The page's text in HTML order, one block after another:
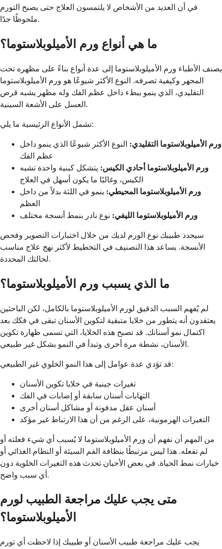
في أن العديد من الأشخاص لا يلتمسون العلاج حتى يصبح التورم
ملحوظًا جدًا.
ما هي أنواع ورم الأميلوبلاستوما؟
يصنف الأطباء ورم الأميلوبلاستوما إلى عدة أنواع بناءً على مظهره تحت
المجهر وكيفية تصرفه. النوع الأكثر شيوعًا هو ورم الأميلوبلاستوما
التقليدي، الذي ينمو ببطء داخل عظم الفك وله مظهر يشبه قرص
العسل على الأشعة السينية.
تشمل الأنواع الرئيسية ما يلي:
ورم الأميلوبلاستوما التقليدي: النوع الأكثر شيوعًا الذي ينمو داخل
عظم الفك
ورم الأميلوبلاستوما أحادي الكيس: يتشكل كبنية واحدة تشبه
الكيس، وغالبًا ما يكون أسهل في العلاج
ورم الأميلوبلاستوما المحيطي: ينمو في اللثة بدلاً من داخل
العظم
ورم الأميلوبلاستوما الليفي: نوع نادر بنمط أنسجة مختلف
سيحدد طبيبك نوع الورم لديك من خلال اختبارات التصوير وفحص
الأنسجة. يساعد هذا التصنيف في التخطيط لأكثر نهج علاج مناسب
لحالتك المحددة.
ما الذي يسبب ورم الأميلوبلاستوما؟
لم يُفهم السبب الدقيق لورم الأميلوبلاستوما بالكامل، لكن الباحثين
يعتقدون أنه يتطور من خلايا متبقية لتكوين الأسنان تبقى في فكك بعد
اكتمال نمو أسنانك. قد تصبح هذه الخلايا، التي تسمى ظهارة تكوين
الأسنان، نشطة مرة أخرى وتبدأ في النمو بشكل غير طبيعي.
قد تؤدي عدة عوامل إلى هذا النمو الخلوي غير الطبيعي:
تغيرات جينية في خلايا تكوين الأسنان
التهابات أسنان سابقة أو إصابات في الفك
أسنان عقل مدفونة أو مشاكل أسنان أخرى
التغيرات الهرمونية، على الرغم من أن هذا الارتباط غير مؤكد
من المهم أن نفهم أن ورم الأميلوبلاستوما لا يُسبب أي شيء فعلته أو
لم تفعله. هذا ليس مرتبطًا بنظافة الفم السيئة أو النظام الغذائي أو
خيارات نمط الحياة. في بعض الأحيان تحدث هذه التغيرات الخلوية دون
أي سبب واضح.
متى يجب عليك مراجعة الطبيب لورم
الأميلوبلاستوما؟
يجب عليك مراجعة طبيب الأسنان أو طبيبك إذا لاحظت أي تورم